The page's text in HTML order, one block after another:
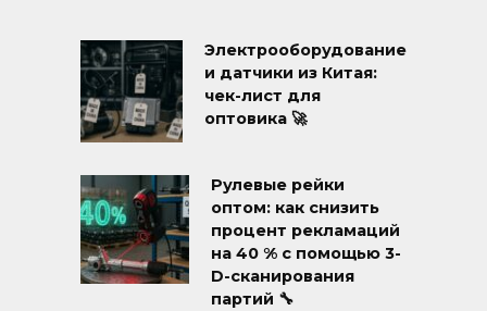
Электрооборудование
и датчики из Китая:
чек-лист для
оптовика 🚀
Рулевые рейки
оптом: как снизить
процент рекламаций
на 40 % с помощью 3-
D-сканирования
партий 🔧